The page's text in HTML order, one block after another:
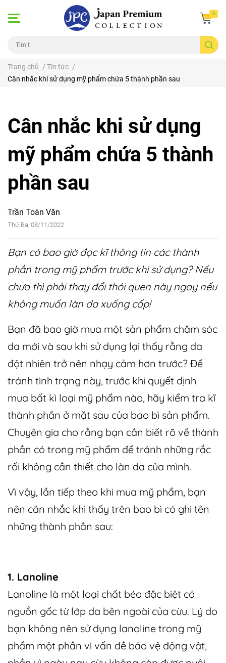
0
Trang chủ / Tin tức /
Cân nhắc khi sử dụng mỹ phẩm chứa 5 thành phần sau
Cân nhắc khi sử dụng
mỹ phẩm chứa 5 thành
phần sau
Trần Toàn Văn
Thứ Ba, 08/11/2022
Bạn có bao giờ đọc kĩ thông tin các thành
phần trong mỹ phẩm trước khi sử dụng? Nếu
chưa thì phải thay đổi thói quen này ngay nếu
không muốn làn da xuống cấp!
Bạn đã bao giờ mua một sản phẩm chăm sóc
da mới và sau khi sử dụng lại thấy rằng da
đột nhiên trở nên nhạy cảm hơn trước? Để
tránh tình trạng này, trước khi quyết định
mua bất kì loại mỹ phẩm nào, hãy kiểm tra kĩ
thành phần ở mặt sau của bao bì sản phẩm.
Chuyên gia cho rằng bạn cần biết rõ về thành
phần có trong mỹ phẩm để tránh những rắc
rối không cần thiết cho làn da của mình.
Vì vậy, lần tiếp theo khi mua mỹ phẩm, bạn
nên cân nhắc khi thấy trên bao bì có ghi tên
những thành phần sau:
1. Lanoline
Lanoline là một loại chất béo đặc biệt có
nguồn gốc từ lớp da bên ngoài của cừu. Lý do
bạn không nên sử dụng lanoline trong mỹ
phẩm một phần vì vấn đề bảo vệ động vật,